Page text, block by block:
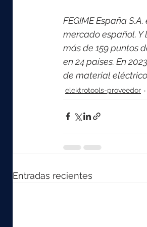
FEGIME España
mercado español.
más de 159 puntos
en 24 países. En
de material
elektrotools-proveedor
Entradas recientes